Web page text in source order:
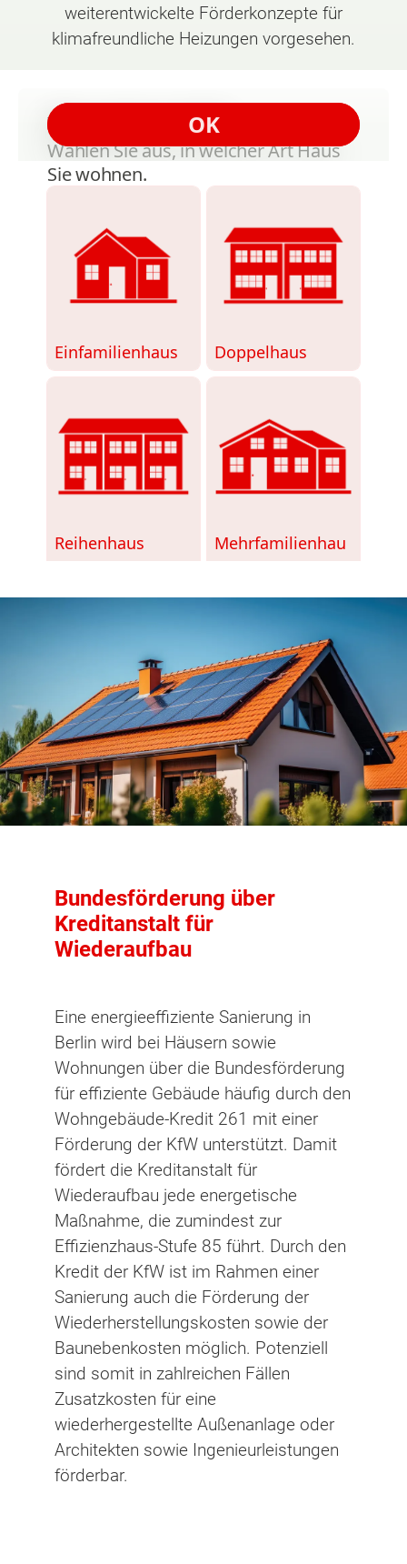
weiterentwickelte Förderkonzepte für
klimafreundliche Heizungen vorgesehen.
Bundesförderung über
Kreditanstalt für
Wiederaufbau
Eine energieeffiziente Sanierung in
Berlin wird bei Häusern sowie
Wohnungen über die Bundesförderung
für effiziente Gebäude häufig durch den
Wohngebäude-Kredit 261 mit einer
Förderung der KfW unterstützt. Damit
fördert die Kreditanstalt für
Wiederaufbau jede energetische
Maßnahme, die zumindest zur
Effizienzhaus-Stufe 85 führt. Durch den
Kredit der KfW ist im Rahmen einer
Sanierung auch die Förderung der
Wiederherstellungskosten sowie der
Baunebenkosten möglich. Potenziell
sind somit in zahlreichen Fällen
Zusatzkosten für eine
wiederhergestellte Außenanlage oder
Architekten sowie Ingenieurleistungen
förderbar.